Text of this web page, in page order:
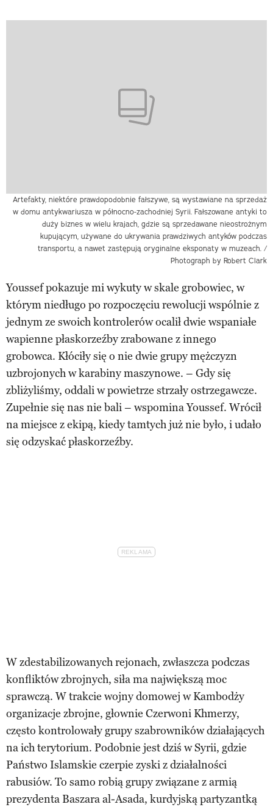
Artefakty, niektóre prawdopodobnie fałszywe, są wystawiane na sprzedaż
w domu antykwariusza w północno-zachodniej Syrii. Fałszowane antyki to
duży biznes w wielu krajach, gdzie są sprzedawane nieostrożnym
kupującym, używane do ukrywania prawdziwych antyków podczas
transportu, a nawet zastępują oryginalne eksponaty w muzeach. /
Photograph by Robert Clark
Youssef pokazuje mi wykuty w skale grobowiec, w
którym niedługo po rozpoczęciu rewolucji wspólnie z
jednym ze swoich kontrolerów ocalił dwie wspaniałe
wapienne płaskorzeźby zrabowane z innego
grobowca. Kłóciły się o nie dwie grupy mężczyzn
uzbrojonych w karabiny maszynowe. – Gdy się
zbliżyliśmy, oddali w powietrze strzały ostrzegawcze.
Zupełnie się nas nie bali – wspomina Youssef. Wrócił
na miejsce z ekipą, kiedy tamtych już nie było, i udało
się odzyskać płaskorzeźby.
W zdestabilizowanych rejonach, zwłaszcza podczas
konfliktów zbrojnych, siła ma największą moc
sprawczą. W trakcie wojny domowej w Kambodży
organizacje zbrojne, głownie Czerwoni Khmerzy,
często kontrolowały grupy szabrowników działających
na ich terytorium. Podobnie jest dziś w Syrii, gdzie
Państwo Islamskie czerpie zyski z działalności
rabusiów. To samo robią grupy związane z armią
prezydenta Baszara al-Asada, kurdyjską partyzantką